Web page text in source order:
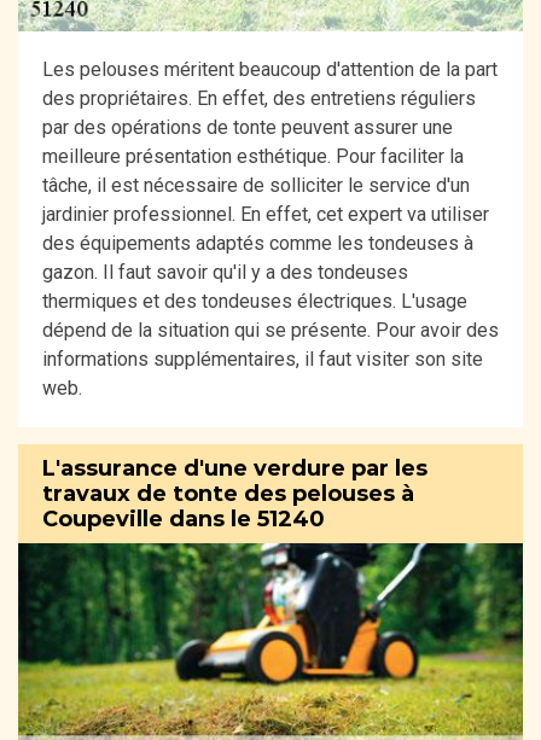
Les pelouses méritent beaucoup d'attention de la part
des propriétaires. En effet, des entretiens réguliers
par des opérations de tonte peuvent assurer une
meilleure présentation esthétique. Pour faciliter la
tâche, il est nécessaire de solliciter le service d'un
jardinier professionnel. En effet, cet expert va utiliser
des équipements adaptés comme les tondeuses à
gazon. Il faut savoir qu'il y a des tondeuses
thermiques et des tondeuses électriques. L'usage
dépend de la situation qui se présente. Pour avoir des
informations supplémentaires, il faut visiter son site
web.
L'assurance d'une verdure par les
travaux de tonte des pelouses à
Coupeville dans le 51240